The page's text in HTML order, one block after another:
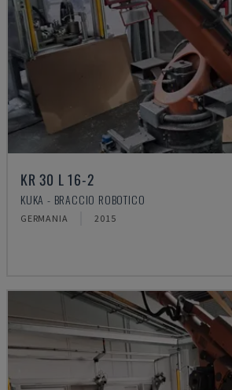
KR 30 L 16-2
KUKA - BRACCIO ROBOTICO
GERMANIA 2015